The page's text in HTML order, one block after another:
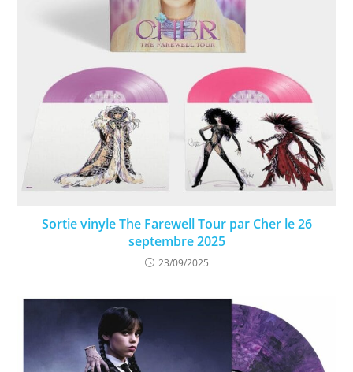
Sortie vinyle The Farewell Tour par Cher le 26
septembre 2025
23/09/2025